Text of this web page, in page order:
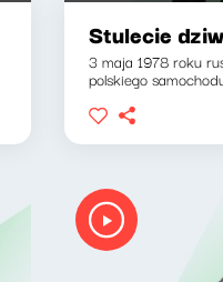
Stulecie
3 maja 1978 roku
polskiego